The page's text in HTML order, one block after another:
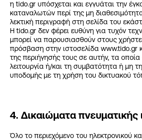
η tido.gr υπόσχεται και εγγυάται την
καταναλωτών περί της μη
λεκτική περιγραφή στη σελίδα του
Η tido.gr δεν φέρει ευθύνη για τυχόν
μπορεί να παρουσιασθούν στους
πρόσβαση στην ιστοσελίδα www.tido.gr
της περιήγησής τους σε αυτήν, τα οποία
λειτουργία ή/και τη συμβατότητα ή μη
υποδομής με τη χρήση του δικτυακού
4. Δικαιώματα πνευματικής
Όλο το περιεχόμενο του ηλεκτρονικού